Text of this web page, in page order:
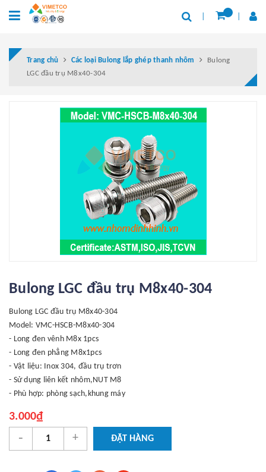
Trang chủ Các loại Bulong lắp ghép thanh nhôm
Bulong
LGC đầu trụ M8x40-304
Bulong LGC đầu trụ M8x40-304
Bulong LGC đầu trụ M8x40-304
Model: VMC-HSCB-M8x40-304
- Long đen vênh M8x 1pcs
- Long đen phẳng M8x1pcs
- Vật liệu: Inox 304, đầu trụ trơn
- Sử dụng liên kết nhôm,NUT M8
- Phù hợp: phòng sạch,khung máy
3.000₫
- + ĐẶT HÀNG